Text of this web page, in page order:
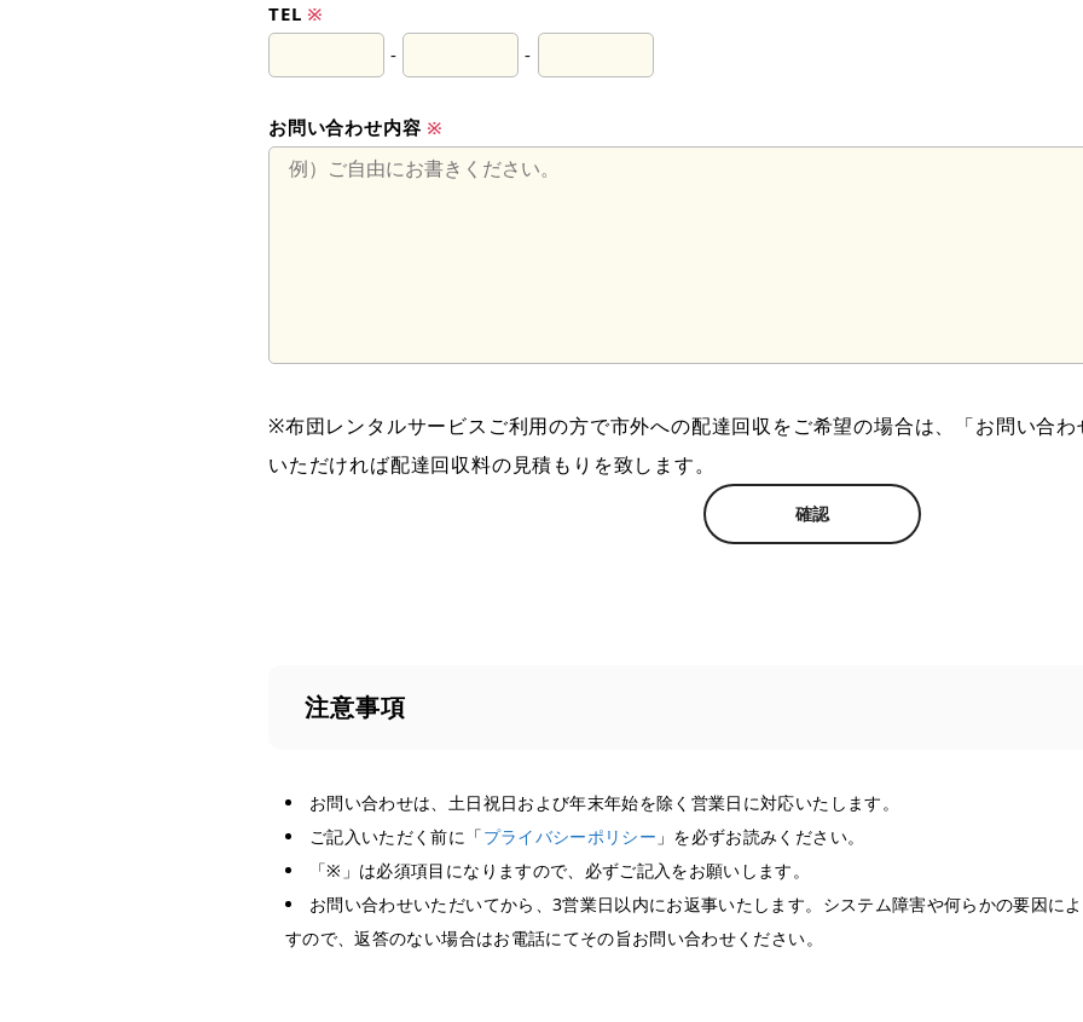
TEL※
-
-
お問い合わせ内容※
※布団レンタルサービスご利用の方で市外への配達回収をご希望の場合は、「お問い合
いただければ配達回収料の見積もりを致します。
注意事項
お問い合わせは、土日祝日および年末年始を除く営業日に対応いたします。
ご記入いただく前に「プライバシーポリシー 」を必ずお読みください。
「※ 」は必須項目になりますので、必ずご記入をお願いします。
お問い合わせいただいてから、3営業日以内にお返事いたします。システム障害や何らかの要因に
すので、返答のない場合はお電話にてその旨お問い合わせください。